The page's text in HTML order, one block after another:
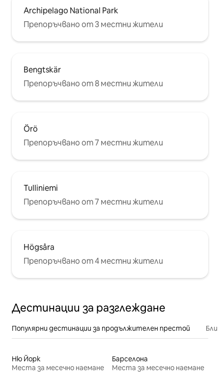
Archipelago National Park
Препоръчвано от 3 местни жители
Bengtskär
Препоръчвано от 8 местни жители
Örö
Препоръчвано от 7 местни жители
Tulliniemi
Препоръчвано от 7 местни жители
Högsåra
Препоръчвано от 4 местни жители
Дестинации за разглеждане
Популярни дестинации за продължителен престой
Ню Йорк
Места за месечно наемане
Барселона
Места за месечно наемане